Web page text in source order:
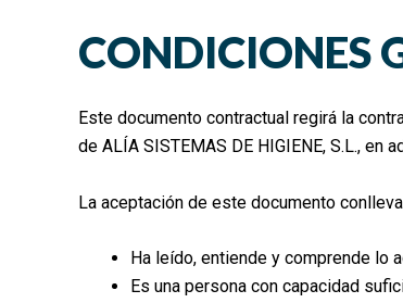
CONDICIONES
Este documento contractual regirá la
de ALÍA SISTEMAS DE HIGIENE, S.L., en
La aceptación de este documento conlleva
Ha leído, entiende y comprende lo
Es una persona con capacidad